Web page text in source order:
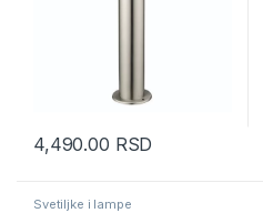
4,490.00 RSD
Svetiljke i lampe